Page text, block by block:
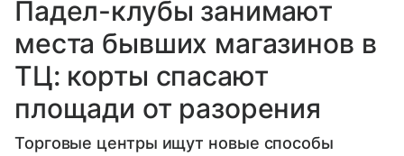
Падел-клубы занимают
места бывших магазинов в
ТЦ: корты спасают
площади от разорения
Торговые центры ищут новые способы